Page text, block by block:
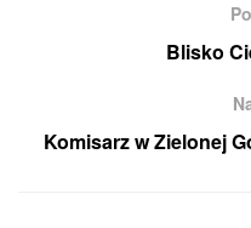
Blisko
Komisarz w Zielonej